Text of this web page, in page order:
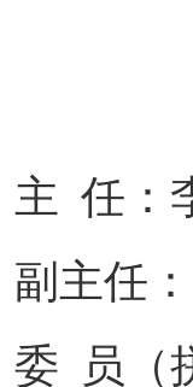
主 任：
副主任
委
员（